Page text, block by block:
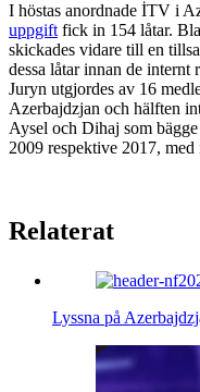
I höstas anordnade İTV i
uppgiftfick in 154 låtar.
skickades vidare till en
dessa låtar innan de internt
Juryn utgjordes av 16
Azerbajdzjan och hälften
Aysel och Dihaj som
2009 respektive 2017,
Relaterat
Lyssna på